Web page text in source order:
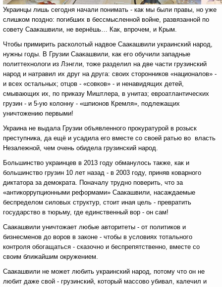
Украинцы лишь сегодня начали понимать - как мы были правы, но уже
слишком поздно: погибших в бессмысленной войне, развязанной по
совету Саакашвили, не вернёшь… Как, впрочем, и Крым.
Чтобы примирить расколотый надвое Саакашвили украинский народ,
нужны годы. В Грузии Саакашвили, как его обучили западные
политтехнологи из Лэнгли, тоже разделил на две части грузинский
народ и натравил их друг на друга: своих сторонников «националов» -
и всех остальных; отцов - «совков» - и ненавидящих детей,
смывающих их, по приказу Миштлера, в унитаз; евроатлантических
грузин - и 5-ую колонну - «шпионов Кремля», подлежащих
уничтожению первыми!
Украина не выдала Грузии объявленного прокуратурой в розыск
преступника, да ещё и усадила его вместе со своей ратью во власть
Незалежной, чем очень обидела грузинский народ.
Большинство украинцев в 2013 году обманулось также, как и
большинство грузин 10 лет назад - в 2003 году, приняв коварного
диктатора за демократа. Поначалу трудно поверить, что за
«антикоррупционными реформами» Саакашвили, насаждаемые
беспределом силовых структур, стоит иная цель - превратить
государство в тюрьму, где единственный вор - он сам!
Саакашвили уничтожает любые авторитеты - от политиков и
бизнесменов до воров в законе - чтобы в условиях тотального
контроля обогащаться - сказочно и беспрепятственно, вместе со
своим ближайшим окружением.
Саакашвили не может любить украинский народ, потому что он не
любит даже свой - грузинский, который массово убивал, калечил и